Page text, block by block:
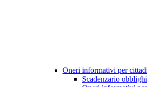
Oneri informativi per
Scadenzario